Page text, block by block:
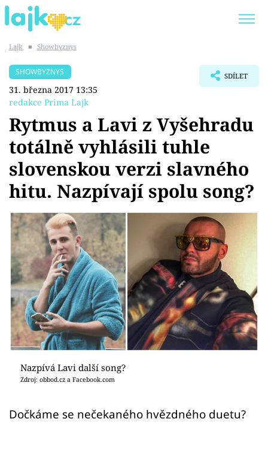
SHOPAHOLICADEL
Témata
Showbyznys
Youtubeři
Virály
Sex a vztahy
Videa
Sledujte prima+
Přihlášení
Sledujte nás
Lajk ■ Showbyznys
SHOWBYZNYS
31. března 2017 13:35
redakce Prima Lajk
SDÍLET
Rytmus a Lavi z Vyšehradu
totálně vyhlásili tuhle
slovenskou verzi slavného
hitu. Nazpívají spolu song?
Nazpívá Lavi další song?
Zdroj: obbod.cz a Facebook.com
Dočkáme se nečekaného hvězdného duetu?